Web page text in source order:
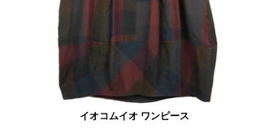
イオコムイオ ワンピース